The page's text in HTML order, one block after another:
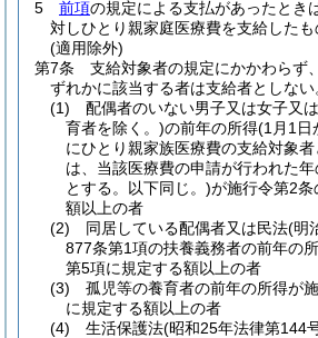
5
前項の規定による支払があったとき
対しひとり親家庭医療費を支給したも
(適用除外)
第7条
支給対象者の規定にかかわらず
ずれかに該当する者は支給者としない
(1)
配偶者のいない男子又は女子又
育者を除く。)の前年の所得(1月1日
にひとり親家族医療費の支給対象
は、当該医療費の申請が行われた
とする。以下同じ。)が施行令第2
額以上の者
(2)
同居している配偶者又は民法(明
877条第1項の扶養義務者の前年の
第5項に規定する額以上の者
(3)
孤児等の養育者の前年の所得が
に規定する額以上の者
(4)
生活保護法(昭和25年法律第144